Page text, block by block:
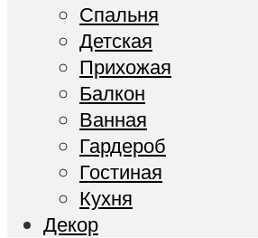
Спальня
Детская
Прихожая
Балкон
Ванная
Гардероб
Гостиная
Кухня
Декор